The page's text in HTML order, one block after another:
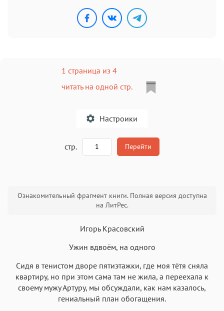
1 страница из 4
читать на одной стр.
Настроики
Roboto Garamond Fira Sans Times
Аа Аа
San Francisco Аа
SF Serif Аа
стр. Перейти
Ознакомительный фрагмент книги. Полная версия доступна
на ЛитРес.
Игорь Красовский
Ужин вдвоём, на одного
Сидя в тенистом дворе пятиэтажки, где моя тётя сняла
квартиру, но при этом сама там не жила, а переехала к
своему мужу Артуру, мы обсуждали, как нам казалось,
гениальный план обогащения.